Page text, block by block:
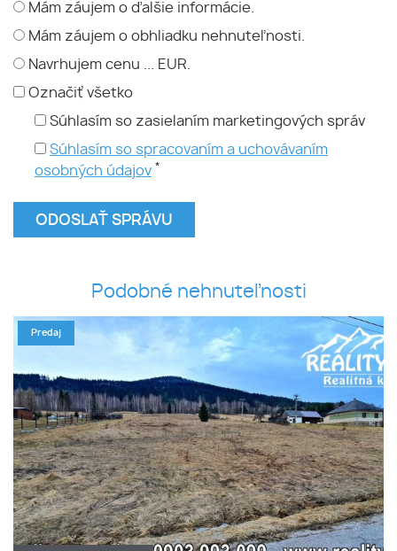
Mám záujem o ďalšie informácie.
Mám záujem o obhliadku nehnuteľnosti.
Navrhujem cenu ... EUR.
Označiť všetko
Súhlasím so zasielaním marketingových správ
Súhlasím so spracovaním a uchovávaním
osobných údajov *
Podobné nehnuteľnosti
Predaj